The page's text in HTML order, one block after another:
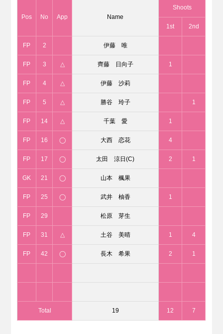
Pos No App Name
Shoots
1st 2nd
FP 2 伊藤 唯
FP 3 △ 齊藤 日向子 1
FP 4 △ 伊藤 沙莉
FP 5 △ 勝谷 玲子 1
FP 14 △ 千葉 愛 1
FP 16 ◯ 大西 恋花 4
FP 17 ◯ 太田 涼日(C) 2 1
GK 21 ◯ 山本 楓果
FP 25 ◯ 武井 柚香 1
FP 29 松原 芽生
FP 31 △ 土谷 美晴 1 4
FP 42 ◯ 長木 希果 2 1
Total 19 12 7